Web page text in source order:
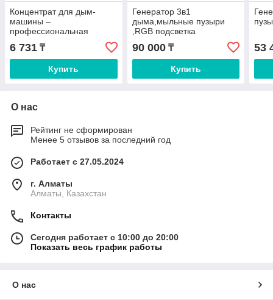
Концентрат для дым-
машины –
профессиональная
жидкость для генератора
дыма 1:3–1:5, плотный
сценический дым для
клуба и сцены
6 731 ₸
Купить
Генератор 3в1
дыма,мыльные пузыри
,RGB подсветка
90 000₸
Купить
53
О нас
Рейтинг не сформирован
Менее 5 отзывов за последний год
Работает с 27.05.2024
г. Алматы
Алматы, Казахстан
Контакты
Сегодня работает с 10:00 до 20:00
Показать весь график работы
О нас